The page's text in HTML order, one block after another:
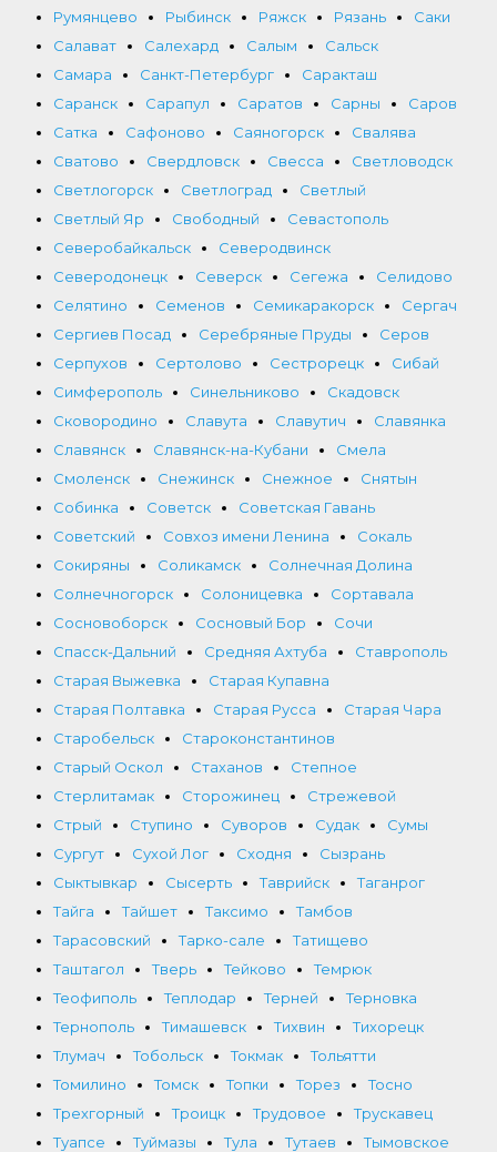
Румянцево
Рыбинск Ряжск Рязань
Саки
Салават
Салехард Салым
Сальск
Самара
Санкт-Петербург
Саракташ
Саранск
Сарапул Саратов Сарны
Саров
Сатка
Сафоново Саяногорск
Свалява
Сватово
Свердловск Свесса
Светловодск
Светлогорск
Светлоград
Светлый
Светлый Яр
Свободный
Севастополь
Северобайкальск
Северодвинск
Северодонецк
Северск Сегежа
Селидово
Селятино
Семенов Семикаракорск
Сергач
Сергиев Посад
Серебряные Пруды
Серов
Серпухов
Сертолово Сестрорецк
Сибай
Симферополь
Синельниково
Скадовск
Сковородино
Славута Славутич
Славянка
Славянск
Славянск-на-Кубани
Смела
Смоленск
Снежинск Снежное
Снятын
Собинка
Советск
Советская Гавань
Советский
Совхоз имени Ленина
Сокаль
Сокиряны
Соликамск
Солнечная Долина
Солнечногорск
Солоницевка
Сортавала
Сосновоборск
Сосновый Бор
Сочи
Спасск-Дальний
Средняя Ахтуба
Ставрополь
Старая Выжевка
Старая Купавна
Старая Полтавка
Старая Русса
Старая Чара
Старобельск
Староконстантинов
Старый Оскол
Стаханов
Степное
Стерлитамак
Сторожинец
Стрежевой
Стрый
Ступино Суворов Судак
Сумы
Сургут
Сухой Лог Сходня
Сызрань
Сыктывкар
Сысерть Таврийск
Таганрог
Тайга
Тайшет Таксимо
Тамбов
Тарасовский
Тарко-сале
Татищево
Таштагол
Тверь Тейково
Темрюк
Теофиполь
Теплодар Терней
Терновка
Тернополь
Тимашевск Тихвин
Тихорецк
Тлумач
Тобольск Токмак
Тольятти
Томилино
Томск Топки Торез
Тосно
Трехгорный
Троицк Трудовое
Трускавец
Туапсе
Туймазы Тула Тутаев
Тымовское